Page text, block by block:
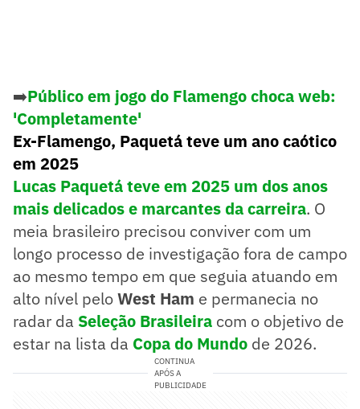
➡️Público em jogo do Flamengo choca web:
'Completamente'
Ex-Flamengo, Paquetá teve um ano caótico
em 2025
Lucas Paquetáteve em 2025 um dos anos
mais delicados e marcantes da carreira. O
meia brasileiro precisou conviver com um
longo processo de investigação fora de campo
ao mesmo tempo em que seguia atuando em
alto nível peloWest Ham e permanecia no
radar da Seleção Brasileira com o objetivo de
estar na lista da Copa do Mundo de 2026.
CONTINUA
APÓS A
PUBLICIDADE